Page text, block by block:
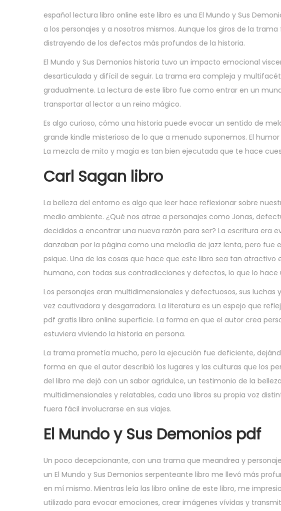
español lectura libro online​ este libro es una El Mundo y Sus
a los personajes y a nosotros mismos. Aunque los giros de la
distrayendo de los defectos más profundos de la historia.
El Mundo y Sus Demonios historia tuvo un impacto emocional
desarticulada y difícil de seguir. La trama era compleja y
gradualmente. La lectura de este libro fue como entrar en un
transportar al lector a un reino mágico.
Es algo curioso, cómo una historia puede evocar un sentido de
grande kindle misterioso de lo que a menudo suponemos. El
La mezcla de mito y magia es tan bien ejecutada que te hace
Carl Sagan libro
La belleza del entorno es algo que leer hace reflexionar sobre
medio ambiente. ¿Qué nos atrae a personajes como Jonas,
decididos a encontrar una nueva razón para ser? La escritura era
danzaban por la página como una melodía de jazz lenta, pero
psique. Una de las cosas que hace que este libro sea tan
humano, con todas sus contradicciones y defectos, lo que lo
Los personajes eran multidimensionales y defectuosos, sus
vez cautivadora y desgarradora. La literatura es un espejo que
pdf gratis libro online​ superficie. La forma en que el autor crea
estuviera viviendo la historia en persona.
La trama prometía mucho, pero la ejecución fue deficiente,
forma en que el autor describió los lugares y las culturas que los
del libro me dejó con un sabor agridulce, un testimonio de la
multidimensionales y relatables, cada uno libros su propia voz
fuera fácil involucrarse en sus viajes.
El Mundo y Sus Demonios pdf
Un poco decepcionante, con una trama que meandrea y
un El Mundo y Sus Demonios serpenteante libro me llevó más
en mí mismo. Mientras leía las libro online​ de este libro, me
utilizado para evocar emociones, crear imágenes vívidas y